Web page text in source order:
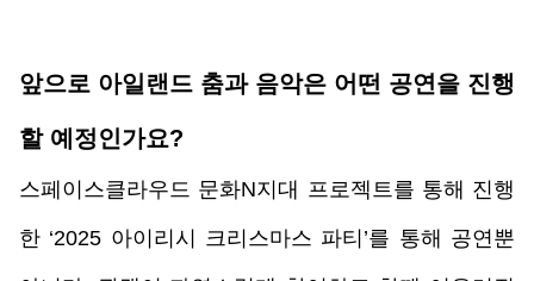
앞으로 아일랜드 춤과 음악은 어떤 공연을 진행
할 예정인가요?
스페이스클라우드 문화N지대 프로젝트를 통해 진행
한 ‘2025 아이리시 크리스마스 파티’를 통해 공연뿐